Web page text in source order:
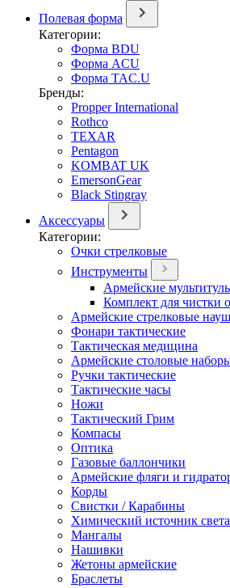
Полевая форма
Категории:
Форма BDU
Форма ACU
Форма TAC.U
Бренды:
Propper International
Rothco
TEXAR
Pentagon
KOMBAT UK
EmersonGear
Black Stingray
Аксессуары
Категории:
Очки стрелковые
Инструменты
Армейские
Комплект для чистки
Армейские стрелковые
Фонари тактические
Тактическая медицина
Армейские столовые
Ручки тактические
Тактические часы
Ножи
Тактический Грим
Компасы
Оптика
Газовые баллончики
Армейские фляги и
Корды
Свистки / Карабины
Химический источник света
Мангалы
Нашивки
Жетоны армейские
Браслеты